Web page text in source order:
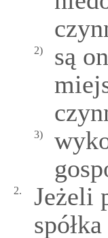
2)
są
3)
2.
Jeżeli